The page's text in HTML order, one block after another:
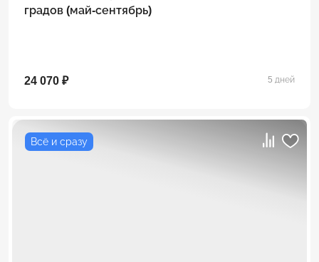
градов (май-сентябрь)
24 070 ₽ 5 дней
Всё и сразу